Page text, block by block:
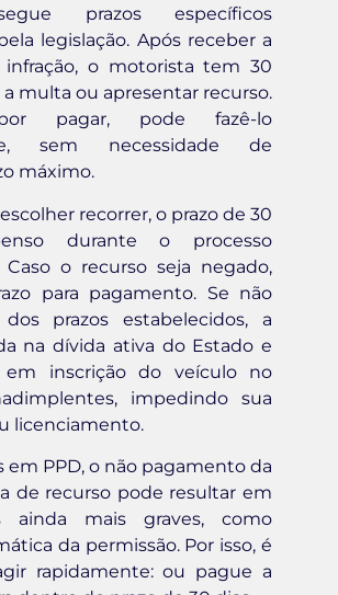
prazos específicos
legislação. Após receber a
infração, o motorista tem 30
a multa ou apresentar recurso.
pagar, pode fazê-lo
sem necessidade de
máximo.
recorrer, o prazo de 30
durante o processo
Caso o recurso seja negado,
para pagamento. Se não
prazos estabelecidos, a
na dívida ativa do Estado e
em inscrição do veículo no
impedindo sua
licenciamento.
em PPD, o não pagamento da
de recurso pode resultar em
ainda mais graves, como
da permissão. Por isso, é
rapidamente: ou pague a